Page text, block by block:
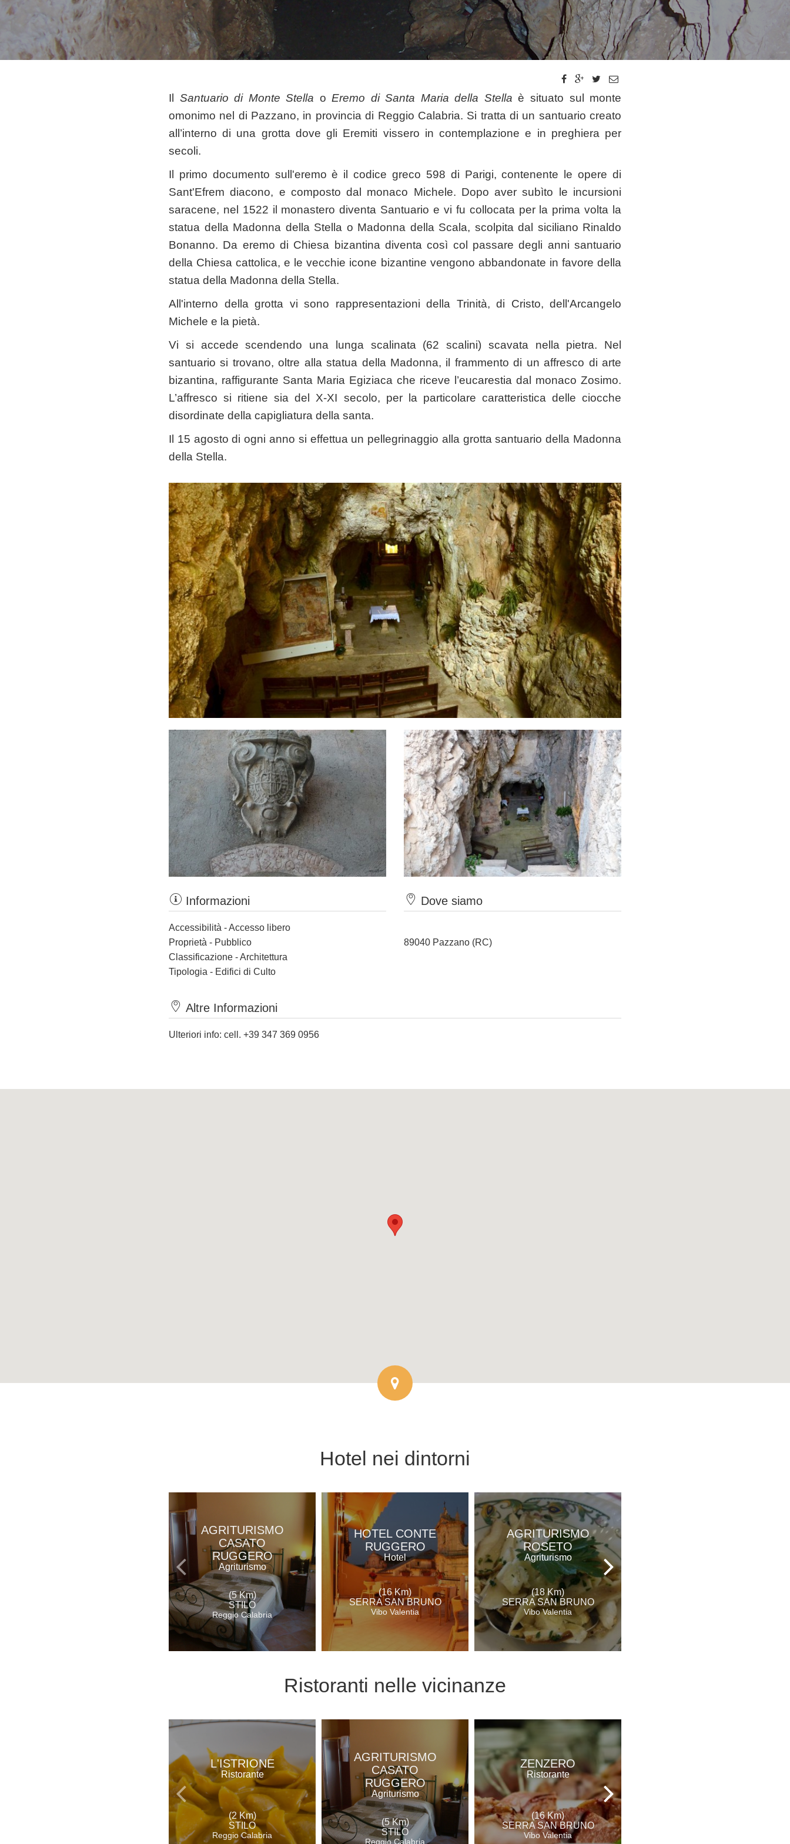
Il Santuario di Monte Stella oEremo di Santa Maria della Stella è situato sul monte
omonimo nel di Pazzano, in provincia di Reggio Calabria. Si tratta di un santuario creato
all’interno di una grotta dove gli Eremiti vissero in contemplazione e in preghiera per
secoli.
Il primo documento sull'eremo è il codice greco 598 di Parigi, contenente le opere di
Sant'Efrem diacono, e composto dal monaco Michele. Dopo aver subìto le incursioni
saracene, nel 1522 il monastero diventa Santuario e vi fu collocata per la prima volta la
statua della Madonna della Stella o Madonna della Scala, scolpita dal siciliano Rinaldo
Bonanno. Da eremo di Chiesa bizantina diventa così col passare degli anni santuario
della Chiesa cattolica, e le vecchie icone bizantine vengono abbandonate in favore della
statua della Madonna della Stella.
All'interno della grotta vi sono rappresentazioni della Trinità, di Cristo, dell'Arcangelo
Michele e la pietà.
Vi si accede scendendo una lunga scalinata (62 scalini) scavata nella pietra. Nel
santuario si trovano, oltre alla statua della Madonna, il frammento di un affresco di arte
bizantina, raffigurante Santa Maria Egiziaca che riceve l’eucarestia dal monaco Zosimo.
L’affresco si ritiene sia del X-XI secolo, per la particolare caratteristica delle ciocche
disordinate della capigliatura della santa.
Il 15 agosto di ogni anno si effettua un pellegrinaggio alla grotta santuario della Madonna
della Stella.
Informazioni
Accessibilità - Accesso libero
Proprietà - Pubblico
Classificazione - Architettura
Tipologia - Edifici di Culto
Dove siamo
89040 Pazzano (RC)
Altre Informazioni
Ulteriori info: cell. +39 347 369 0956
Hotel nei dintorni
AGRITURISMO
CASATO
RUGGERO
Agriturismo
(5 Km)
STILO
Reggio Calabria
HOTEL CONTE
RUGGERO
Hotel
(16 Km)
SERRA SAN BRUNO
Vibo Valentia
AGRITURISMO
ROSETO
Agriturismo
(18 Km)
SERRA SAN BRUNO
Vibo Valentia
Ristoranti nelle vicinanze
L'ISTRIONE
Ristorante
(2 Km)
STILO
Reggio Calabria
AGRITURISMO
CASATO
RUGGERO
Agriturismo
(5 Km)
STILO
Reggio Calabria
ZENZERO
Ristorante
(16 Km)
SERRA SAN BRUNO
Vibo Valentia